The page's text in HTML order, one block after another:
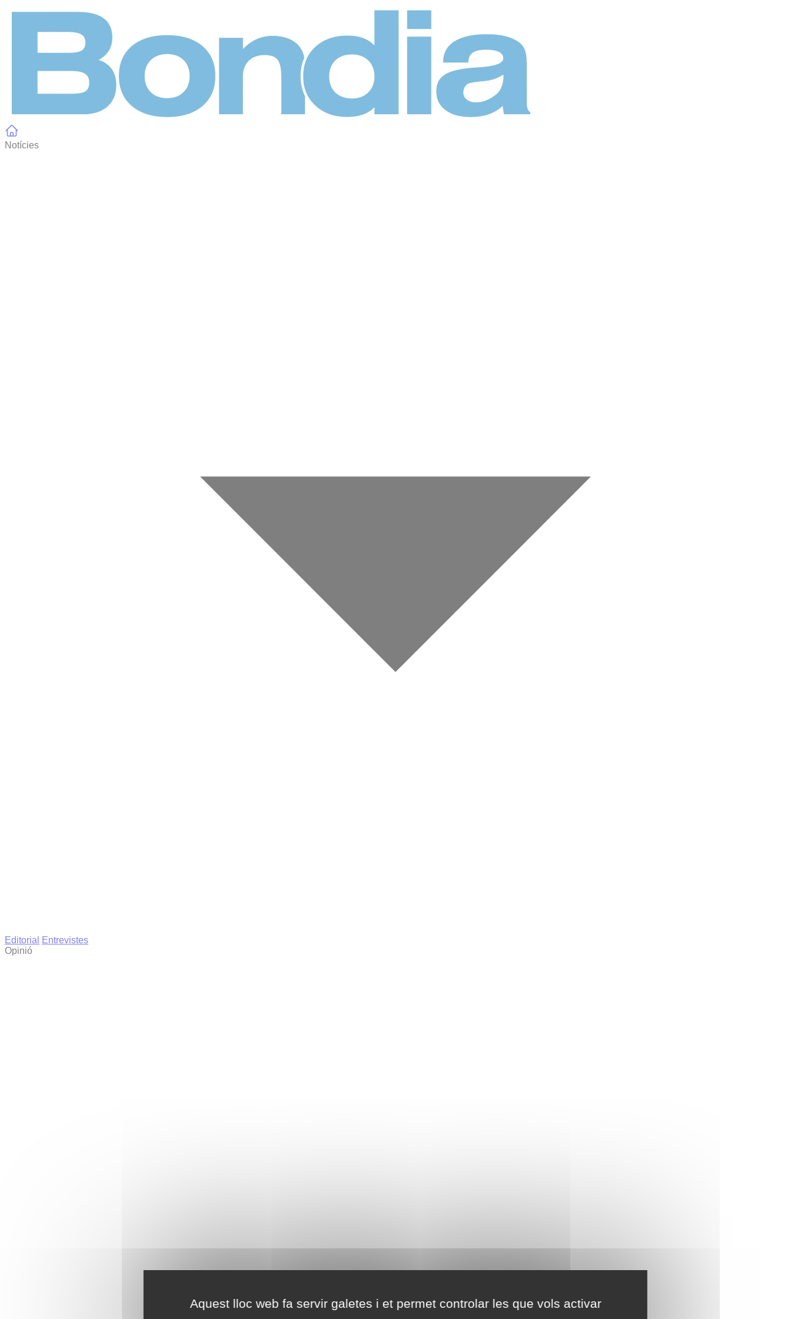
Aquest lloc web fa servir galetes i et permet controlar les que vols activar
Notícies
Editorial
Entrevistes
Opinió